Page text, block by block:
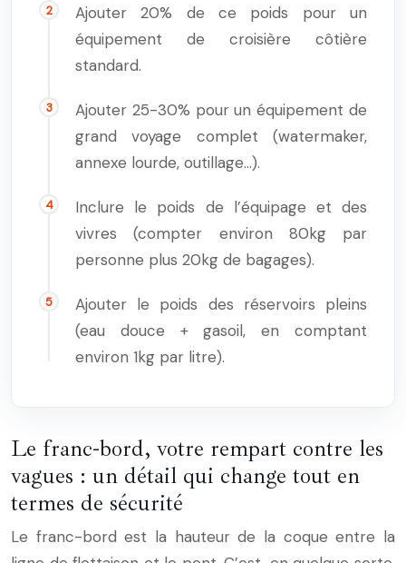
Ajouter 20% de ce poids pour un
équipement de croisière côtière
standard.
Ajouter 25-30% pour un équipement de
grand voyage complet (watermaker,
annexe lourde, outillage…).
Inclure le poids de l’équipage et des
vivres (compter environ 80kg par
personne plus 20kg de bagages).
Ajouter le poids des réservoirs pleins
(eau douce + gasoil, en comptant
environ 1kg par litre).
Le franc-bord, votre rempart contre les
vagues : un détail qui change tout en
termes de sécurité
Le franc-bord est la hauteur de la coque entre la